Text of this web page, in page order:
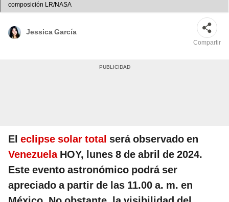
composición LR/NASA
Jessica García
Compartir
El eclipse solar total será observado en
Venezuela HOY, lunes 8 de abril de 2024.
Este evento astronómico podrá ser
apreciado a partir de las 11.00 a. m. en